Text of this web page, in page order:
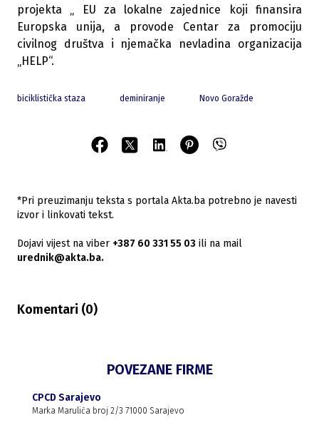
projekta „ EU za lokalne zajednice koji finansira
Europska unija, a provode Centar za promociju
civilnog društva i njemačka nevladina organizacija
„HELP“.
biciklistička staza deminiranje Novo Goražde
*Pri preuzimanju teksta s portala Akta.ba potrebno je navesti
izvor i linkovati tekst.
Dojavi vijest na viber +387 60 331 55 03 ili na mail
urednik@akta.ba.
Komentari (0)
POVEZANE FIRME
CPCD Sarajevo
Marka Marulića broj 2/3 71000 Sarajevo